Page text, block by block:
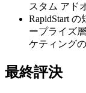
スタム アド
RapidStart
ープライズ
ケティング
最終評決